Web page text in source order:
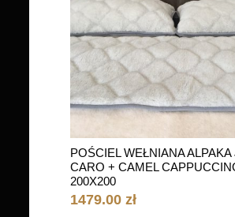
POŚCIEL WEŁNIANA ALPAKA
CARO + CAMEL
200X200
1479.00 zł